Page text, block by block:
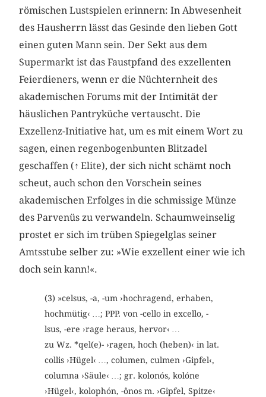
römischen Lustspielen erinnern: In Abwesenheit
des Hausherrn lässt das Gesinde den lieben Gott
einen guten Mann sein. Der Sekt aus dem
Supermarkt ist das Faustpfand des exzellenten
Feierdieners, wenn er die Nüchternheit des
akademischen Forums mit der Intimität der
häuslichen Pantryküche vertauscht. Die
Exzellenz-Initiative hat, um es mit einem Wort zu
sagen, einen regenbogenbunten Blitzadel
geschaffen (↑Elite), der sich nicht schämt noch
scheut, auch schon den Vorschein seines
akademischen Erfolges in die schmissige Münze
des Parvenüs zu verwandeln. Schaumweinselig
prostet er sich im trüben Spiegelglas seiner
Amtsstube selber zu: »Wie exzellent einer wie ich
doch sein kann!«.
(3) »celsus, -a, -um ›hochragend, erhaben,
hochmütig‹ …; PPP. von -cello in excello, -
lsus, -ere ›rage heraus, hervor‹ …
zu Wz. *qel(e)- ›ragen, hoch (heben)‹ in lat.
collis ›Hügel‹ …, columen, culmen ›Gipfel‹,
columna ›Säule‹ …; gr. kolonós, kolóne
›Hügel‹, kolophón, -ônos m. ›Gipfel, Spitze‹